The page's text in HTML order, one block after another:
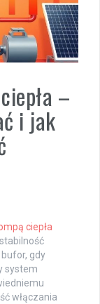
–
i jak
ciepła
gdy
system
włączania